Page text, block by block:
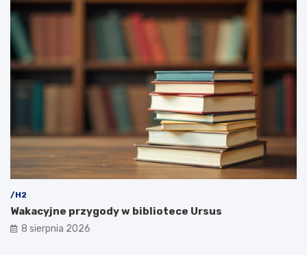
/H2
Wakacyjne przygody w bibliotece Ursus
8 sierpnia 2026